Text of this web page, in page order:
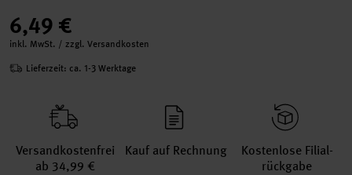
6,49 €
inkl. MwSt. / zzgl. Versandkosten
Lieferzeit: ca. 1-3 Werktage
Versand­kosten­frei
ab 34,99 €
Kauf auf Rechnung
Kosten­lose Filial­
rückgabe